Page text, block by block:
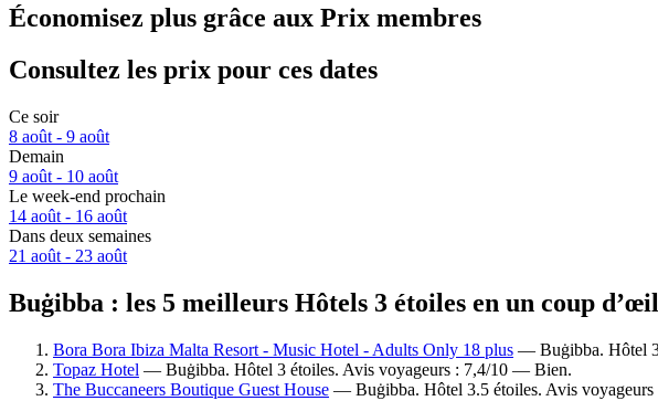
Économisez plus grâce aux Prix membres
Consultez les prix pour ces dates
Ce soir
8 août - 9 août
Demain
9 août - 10 août
Le week-end prochain
14 août - 16 août
Dans deux semaines
21 août - 23 août
Buġibba : les 5 meilleurs Hôtels 3 étoiles en un coup d’œil
Bora Bora Ibiza Malta Resort - Music Hotel - Adults Only 18 plus — Buġibba. Hôtel
Topaz Hotel — Buġibba. Hôtel 3 étoiles. Avis voyageurs : 7,4/10 — Bien.
The Buccaneers Boutique Guest House — Buġibba. Hôtel 3.5 étoiles. Avis